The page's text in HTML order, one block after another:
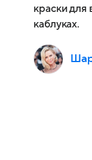
краски для
каблуках.